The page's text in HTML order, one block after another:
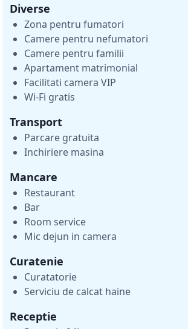
Diverse
Zona pentru fumatori
Camere pentru nefumatori
Camere pentru familii
Apartament matrimonial
Facilitati camera VIP
Wi-Fi gratis
Transport
Parcare gratuita
Inchiriere masina
Mancare
Restaurant
Bar
Room service
Mic dejun in camera
Curatenie
Curatatorie
Serviciu de calcat haine
Receptie